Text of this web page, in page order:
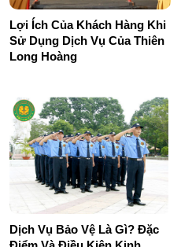
Lợi Ích Của Khách Hàng Khi
Sử Dụng Dịch Vụ Của Thiên
Long Hoàng
Dịch Vụ Bảo Vệ Là Gì? Đặc